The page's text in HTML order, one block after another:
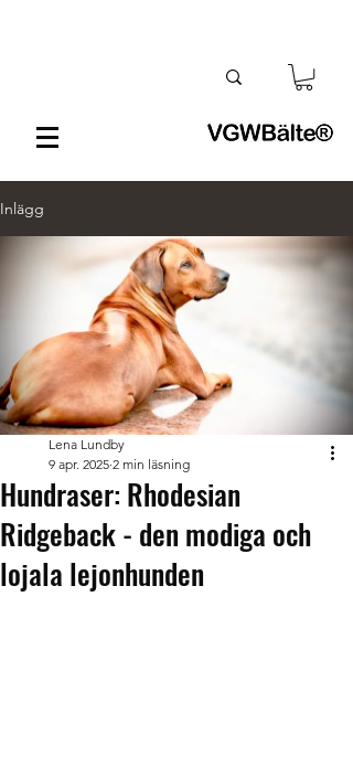
Inlägg
Hundraser: Rhodesian
Ridgeback - den modiga och
lojala lejonhunden
Lena Lundby
9 apr. 2025 2 min läsning